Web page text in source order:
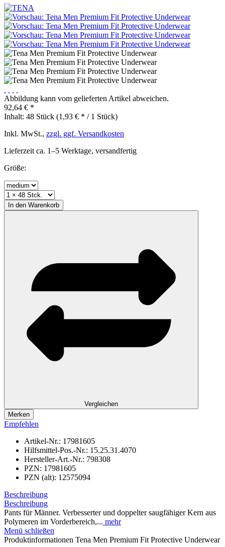
Abbildung kann vom gelieferten Artikel abweichen.
92,64 € *
Inhalt: 48 Stück (1,93 € * / 1 Stück)
Inkl. MwSt., zzgl. ggf. Versandkosten
Lieferzeit ca. 1–5 Werktage, versandfertig
Größe:
In den Warenkorb
Vergleichen
Merken
Empfehlen
Artikel-Nr.: 17981605
Hilfsmittel-Pos.-Nr.: 15.25.31.4070
Hersteller-Art.-Nr.: 798308
PZN: 17981605
PZN (alt): 12575094
Beschreibung
Beschreibung
Pants für Männer. Verbesserter und doppelter saugfähiger Kern aus
Polymeren im Vorderbereich,... mehr
Menü schließen
Produktinformationen Tena Men Premium Fit Protective Underwear